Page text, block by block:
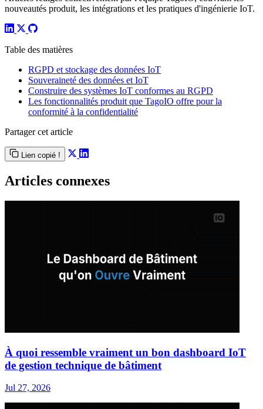
nouveautés produit, les intégrations et les pratiques d'ingénierie IoT.
Table des matières
RGPD et stockage des données IoT
Souveraineté des données et IoT
Construire des systèmes IoT conformes au RGPD
Les fonctionnalités produit que TagoIO offre pour la
conformité à la confidentialité
Partager cet article
Lien copié !
Articles connexes
À quoi ressemble vraiment un bon dashboard IoT
de gestion technique de bâtiment
Jul 27, 2026